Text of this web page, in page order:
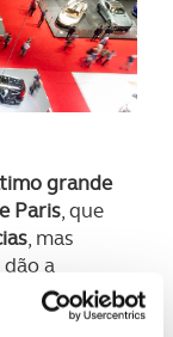
grande
Paris, que
, mas
dão a